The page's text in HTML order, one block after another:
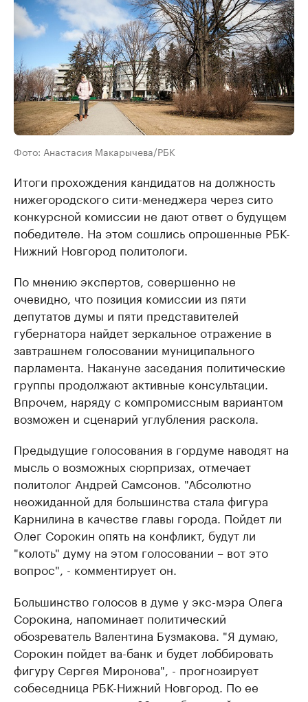
Фото: Анастасия Макарычева/РБК
Итоги прохождения кандидатов на должность
нижегородского сити-менеджера через сито
конкурсной комиссии не дают ответ о будущем
победителе. На этом сошлись опрошенные РБК-
Нижний Новгород политологи.
По мнению экспертов, совершенно не
очевидно, что позиция комиссии из пяти
депутатов думы и пяти представителей
губернатора найдет зеркальное отражение в
завтрашнем голосовании муниципального
парламента. Накануне заседания политические
группы продолжают активные консультации.
Впрочем, наряду с компромиссным вариантом
возможен и сценарий углубления раскола.
Предыдущие голосования в гордуме наводят на
мысль о возможных сюрпризах, отмечает
политолог Андрей Самсонов. "Абсолютно
неожиданной для большинства стала фигура
Карнилина в качестве главы города. Пойдет ли
Олег Сорокин опять на конфликт, будут ли
"колоть" думу на этом голосовании – вот это
вопрос", - комментирует он.
Большинство голосов в думе у экс-мэра Олега
Сорокина, напоминает политический
обозреватель Валентина Бузмакова. "Я думаю,
Сорокин пойдет ва-банк и будет лоббировать
фигуру Сергея Миронова", - прогнозирует
собеседница РБК-Нижний Новгород. По ее